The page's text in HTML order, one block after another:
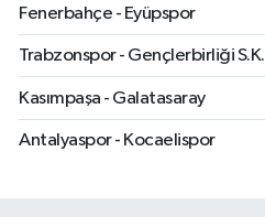
Fenerbahçe - Eyüpspor
Trabzonspor - Gençlerbirliği S.K.
Kasımpaşa - Galatasaray
Antalyaspor - Kocaelispor